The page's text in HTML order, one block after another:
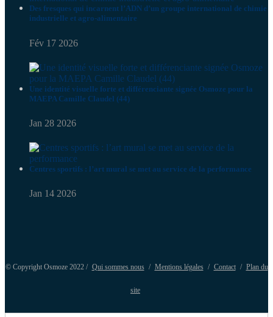
Des fresques qui incarnent l’ADN d’un groupe international de chimie
industrielle et agro-alimentaire
Fév 17 2026
Une identité visuelle forte et différenciante signée Osmoze pour la
MAEPA Camille Claudel (44)
Jan 28 2026
Centres sportifs : l’art mural se met au service de la performance
Jan 14 2026
© Copyright Osmoze 2022 / Qui sommes nous / Mentions légales / Contact / Plan du
site